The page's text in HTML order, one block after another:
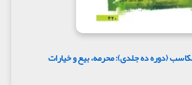
(دوره ده جلدی): محرمه، بیع و خیارات